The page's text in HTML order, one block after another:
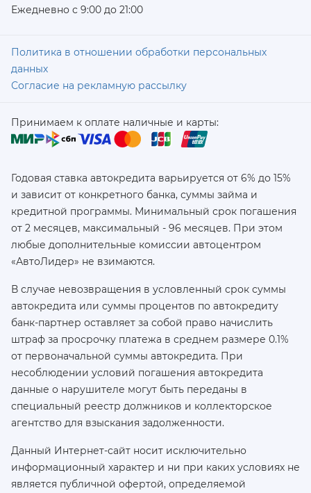
Ежедневно с 9:00 до 21:00
Политика в отношении обработки персональных
данных
Согласие на рекламную рассылку
Принимаем к оплате наличные и карты:
Годовая ставка автокредита варьируется от 6% до 15%
и зависит от конкретного банка, суммы займа и
кредитной программы. Минимальный срок погашения
от 2 месяцев, максимальный - 96 месяцев. При этом
любые дополнительные комиссии автоцентром
«АвтоЛидер» не взимаются.
В случае невозвращения в условленный срок суммы
автокредита или суммы процентов по автокредиту
банк-партнер оставляет за собой право начислить
штраф за просрочку платежа в среднем размере 0.1%
от первоначальной суммы автокредита. При
несоблюдении условий погашения автокредита
данные о нарушителе могут быть переданы в
специальный реестр должников и коллекторское
агентство для взыскания задолженности.
Данный Интернет-сайт носит исключительно
информационный характер и ни при каких условиях не
является публичной офертой, определяемой